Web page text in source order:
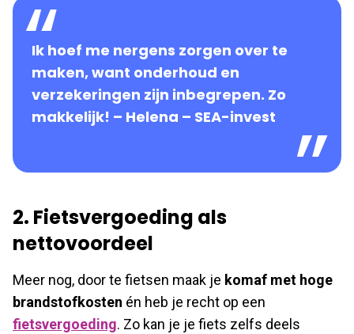
Ik hoef me nergens zorgen over te
maken, want onderhoud en
verzekeringen zijn inbegrepen. Zo
makkelijk! – Helena – SEA-invest
2. Fietsvergoeding als
nettovoordeel
Meer nog, door te fietsen maak je komaf met hoge
brandstofkosten én heb je recht op een
fietsvergoeding. Zo kan je je fiets zelfs deels